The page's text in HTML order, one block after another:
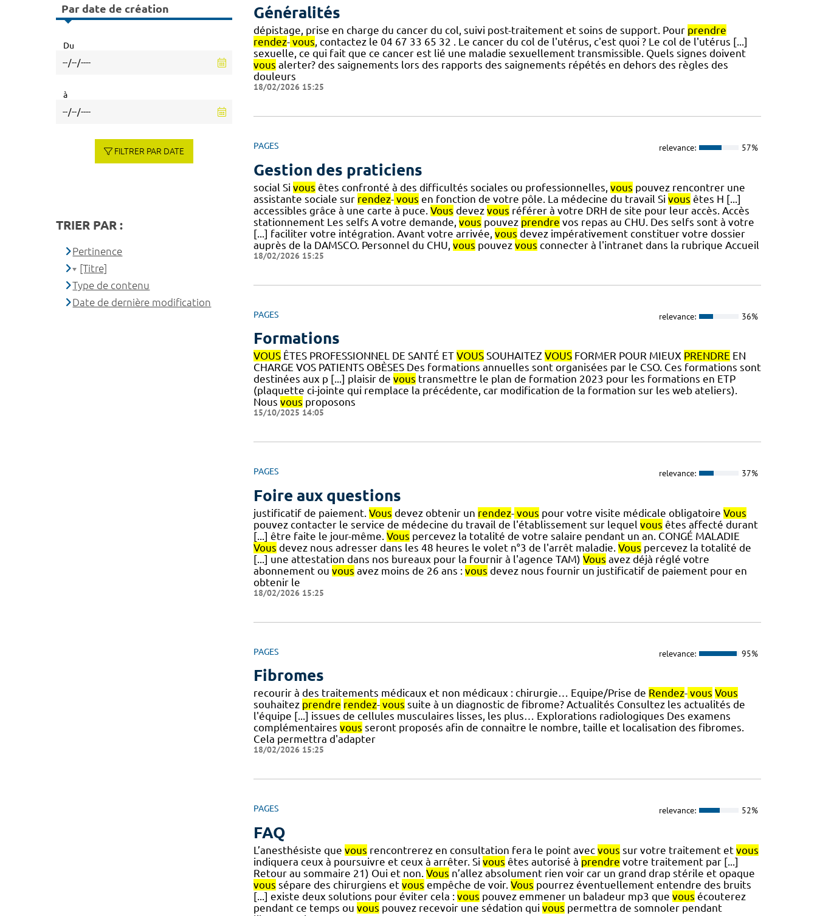
Généralités
dépistage, prise en charge du cancer du col, suivi post-traitement et soins de support. Pour prendre
rendez- vous, contactez le 04 67 33 65 32 . Le cancer du col de l'utérus, c'est quoi ? Le col de l'utérus [...]
sexuelle, ce qui fait que ce cancer est lié une maladie sexuellement transmissible. Quels signes doivent
vous alerter? des saignements lors des rapports des saignements répétés en dehors des règles des
douleurs
18/02/2026 15:25
PAGES relevance: 57%
Gestion des praticiens
social Si vous êtes confronté à des difficultés sociales ou professionnelles, vous pouvez rencontrer une
assistante sociale sur rendez- vous en fonction de votre pôle. La médecine du travail Si vous êtes H [...]
accessibles grâce à une carte à puce. Vous devez vous référer à votre DRH de site pour leur accès. Accès
stationnement Les selfs A votre demande, vous pouvez prendre vos repas au CHU. Des selfs sont à votre
[...] faciliter votre intégration. Avant votre arrivée, vous devez impérativement constituer votre dossier
auprès de la DAMSCO. Personnel du CHU, vous pouvez vous connecter à l'intranet dans la rubrique Accueil
18/02/2026 15:25
PAGES relevance: 36%
Formations
VOUSÊTES PROFESSIONNEL DE SANTÉ ET VOUSSOUHAITEZ VOUSFORMER POUR MIEUX PRENDRE EN
CHARGE VOS PATIENTS OBÈSES Des formations annuelles sont organisées par le CSO. Ces formations sont
destinées aux p [...] plaisir de vous transmettre le plan de formation 2023 pour les formations en ETP
(plaquette ci-jointe qui remplace la précédente, car modification de la formation sur les web ateliers).
Nous vous proposons
15/10/2025 14:05
PAGES relevance: 37%
Foire aux questions
justificatif de paiement. Vous devez obtenir un rendez- vous pour votre visite médicale obligatoire Vous
pouvez contacter le service de médecine du travail de l'établissement sur lequel vous êtes affecté durant
[...] être faite le jour-même. Vous percevez la totalité de votre salaire pendant un an. CONGÉ MALADIE
Vous devez nous adresser dans les 48 heures le volet n°3 de l'arrêt maladie. Vous percevez la totalité de
[...] une attestation dans nos bureaux pour la fournir à l'agence TAM) Vous avez déjà réglé votre
abonnement ou vous avez moins de 26 ans : vous devez nous fournir un justificatif de paiement pour en
obtenir le
18/02/2026 15:25
PAGES relevance: 95%
Fibromes
recourir à des traitements médicaux et non médicaux : chirurgie… Equipe/Prise de Rendez- vous Vous
souhaitez prendre rendez- vous suite à un diagnostic de fibrome? Actualités Consultez les actualités de
l'équipe [...] issues de cellules musculaires lisses, les plus… Explorations radiologiques Des examens
complémentaires vous seront proposés afin de connaitre le nombre, taille et localisation des fibromes.
Cela permettra d'adapter
18/02/2026 15:25
PAGES relevance: 52%
FAQ
L’anesthésiste que vous rencontrerez en consultation fera le point avec vous sur votre traitement et vous
indiquera ceux à poursuivre et ceux à arrêter. Si vous êtes autorisé à prendre votre traitement par [...]
Retour au sommaire 21) Oui et non. Vous n’allez absolument rien voir car un grand drap stérile et opaque
vous sépare des chirurgiens et vous empêche de voir. Vous pourrez éventuellement entendre des bruits
[...] existe deux solutions pour éviter cela : vous pouvez emmener un baladeur mp3 que vous écouterez
pendant ce temps ou vous pouvez recevoir une sédation qui vous permettra de somnoler pendant
Par date de création
Du
à
FILTRER PAR DATE
TRIER PAR :
Pertinence
[Titre]
Type de contenu
Date de dernière modification